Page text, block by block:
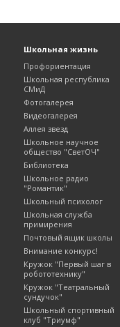
Школьная жизнь
Профориентация
Школьная республика
СМиД
Фотогалерея
Видеогалерея
Аллея звезд
Школьное научное
общество "СветОЧ"
Библиотека
Школьное радио
"Романтик"
Школьный психолог
Школьная служба
примирения
Почтовый ящик школы
Внимание конкурс!
Кружок "Первый шаг в
робототехнику"
Кружок "Театральный
сундучок"
Школьный спортивный
клуб "Триумф"